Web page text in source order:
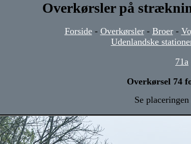
Overkørsler på
Forside- Overkørsler- Broer-
Udenlandske
71a
Overkørsel 74
Se